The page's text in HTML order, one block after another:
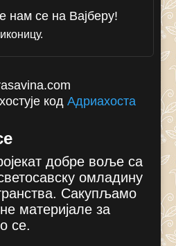
нам се на Вајберу!
кодАдриахоста
добре воље са
омладину
Сакупљамо
материјале за
се.